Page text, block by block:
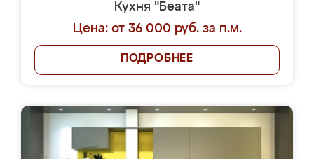
Кухня "Беата"
Цена: от 36 000 руб. за п.м.
ПОДРОБНЕЕ